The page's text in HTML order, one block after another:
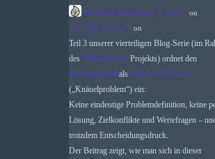
Bundesverband Smart City e.V. on
1.3.2026, 07:06:24 on
Teil 3 unserer vierteiligen Blog-Serie (im
des #KNOWING Projekts) ordnet den
#Klimawandel als #WickedProblem
(„Knäuelproblem“) ein:
Keine eindeutige Problemdefinition, keine
Lösung, Zielkonflikte und Wertefragen –
trotzdem Entscheidungsdruck.
Der Beitrag zeigt, wie man sich in dieser